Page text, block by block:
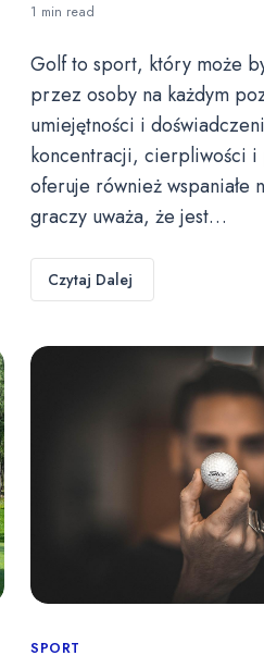
1 min read
Golf to sport, który może
przez osoby na każdym
umiejętności i
koncentracji, cierpliwości i
oferuje również wspaniałe
graczy uważa, że jest…
Czytaj Dalej
Categories
SPORT